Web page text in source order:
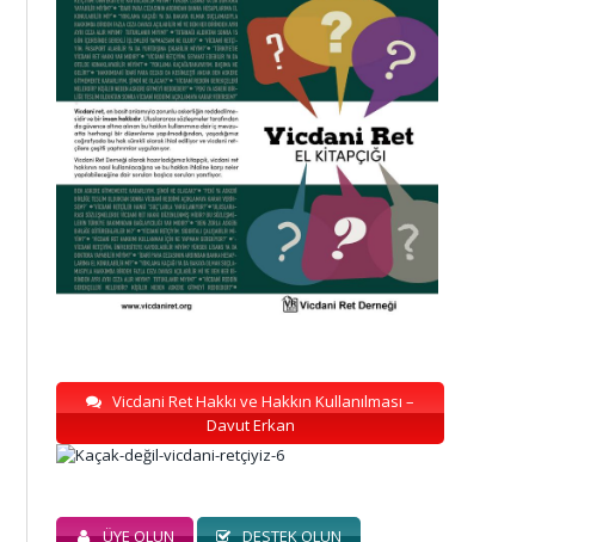
Vicdani Ret Hakkı ve Hakkın Kullanılması –
Davut Erkan
ÜYE OLUN DESTEK OLUN